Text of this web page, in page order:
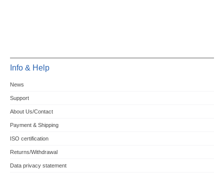
Info & Help
News
Support
About Us/Contact
Payment & Shipping
ISO certification
Returns/Withdrawal
Data privacy statement